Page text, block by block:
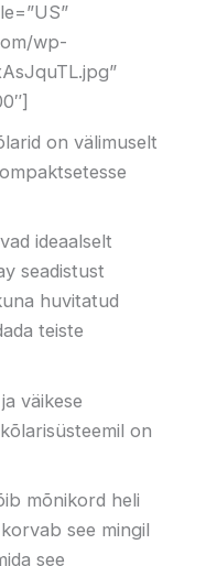
wp-
on välimuselt
ideaalselt
seadistust
huvitatud
teiste
väikese
on
mõnikord heli
see mingil
see